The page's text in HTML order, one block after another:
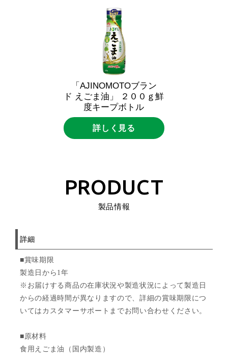
「AJINOMOTOブラン
ド えごま油」 ２００ｇ鮮
度キープボトル
詳しく見る
PRODUCT
製品情報
詳細
■賞味期限
製造日から1年
※お届けする商品の在庫状況や製造状況によって製造日
からの経過時間が異なりますので、詳細の賞味期限につ
いてはカスタマーサポートまでお問い合わせください。
■原材料
食用えごま油（国内製造）